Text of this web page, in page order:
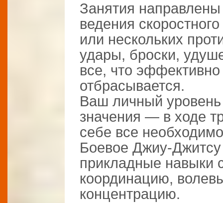
Занятия
ведения
или нескольких
удары, броски,
все, что
отбрасывается.
Ваш личный уровень
значения — в ходе
себе все
Боевое Джиу-Джитсу
прикладные
координацию,
концентрацию.